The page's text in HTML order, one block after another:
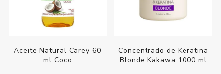
Aceite Natural Carey 60
ml Coco
Concentrado de Keratina
Blonde Kakawa 1000 ml